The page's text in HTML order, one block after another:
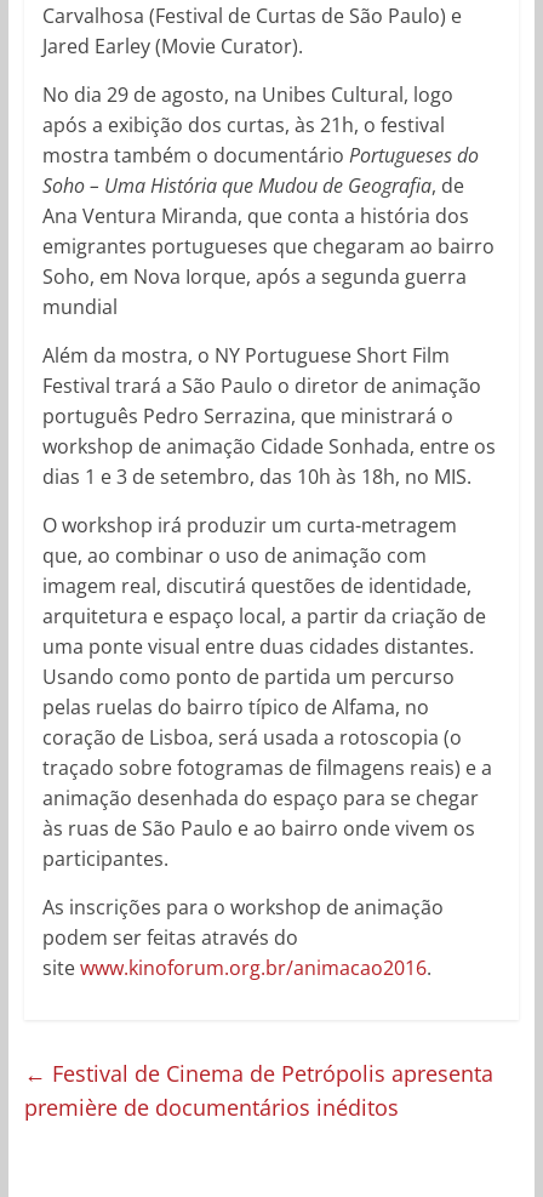
Carvalhosa (Festival de Curtas de São Paulo) e
Jared Earley (Movie Curator).
No dia 29 de agosto, na Unibes Cultural, logo
após a exibição dos curtas, às 21h, o festival
mostra também o documentário Portugueses do
Soho – Uma História que Mudou de Geografia, de
Ana Ventura Miranda, que conta a história dos
emigrantes portugueses que chegaram ao bairro
Soho, em Nova Iorque, após a segunda guerra
mundial
Além da mostra, o NY Portuguese Short Film
Festival trará a São Paulo o diretor de animação
português Pedro Serrazina, que ministrará o
workshop de animação Cidade Sonhada, entre os
dias 1 e 3 de setembro, das 10h às 18h, no MIS.
O workshop irá produzir um curta-metragem
que, ao combinar o uso de animação com
imagem real, discutirá questões de identidade,
arquitetura e espaço local, a partir da criação de
uma ponte visual entre duas cidades distantes.
Usando como ponto de partida um percurso
pelas ruelas do bairro típico de Alfama, no
coração de Lisboa, será usada a rotoscopia (o
traçado sobre fotogramas de filmagens reais) e a
animação desenhada do espaço para se chegar
às ruas de São Paulo e ao bairro onde vivem os
participantes.
As inscrições para o workshop de animação
podem ser feitas através do
sitewww.kinoforum.org.br/animacao2016.
← Festival de Cinema de Petrópolis apresenta
première de documentários inéditos